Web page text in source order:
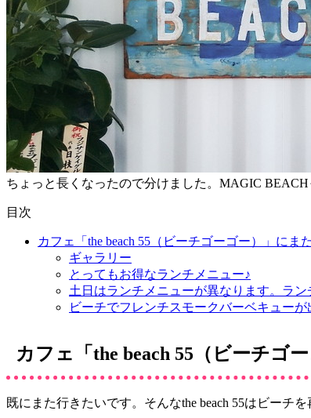
ちょっと長くなったので分けました。MAGIC
目次
カフェ「the beach 55（ビーチゴーゴー）」にま
ギャラリー
とってもお得なランチメニュー♪
土日はランチメニューが異なります。ラン
ビーチでフレンチスモークバーベキューが
カフェ「the beach 55（ビーチゴ
既にまた行きたいです。そんなthe beach 55はビーチ